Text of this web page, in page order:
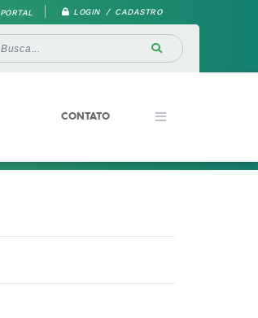
LOGIN / CADASTRO
CONTATO